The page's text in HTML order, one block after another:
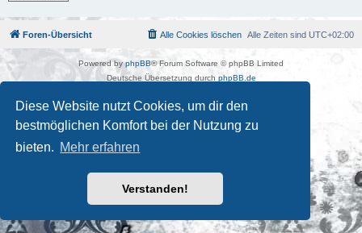
Diese Website nutzt Cookies, um dir den
bestmöglichen Komfort bei der Nutzung zu
bieten. Mehr erfahren
Verstanden!
Foren-Übersicht Alle Zeiten sind UTC+02:00
Alle Cookies löschen
Powered byphpBB® Forum Software © phpBB Limited
Deutsche Übersetzung durch phpBB.de
Datenschutz| Nutzungsbedingungen